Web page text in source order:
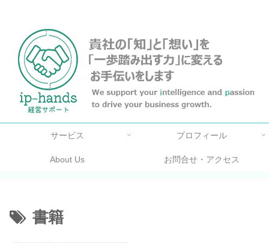
サービス プロフィール
About Us お問合せ・アクセス
書籍